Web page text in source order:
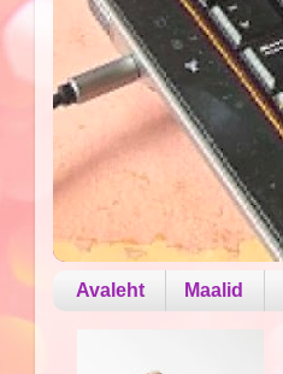
Avaleht Maalid